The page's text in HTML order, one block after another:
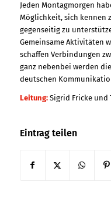
Jeden Montagmorgen
Möglichkeit, sich kennen
gegenseitig zu
Gemeinsame Aktivitäten
schaffen Verbindungen
ganz nebenbei werden
deutschen
Leitung:Sigrid Fricke und
Eintrag teilen